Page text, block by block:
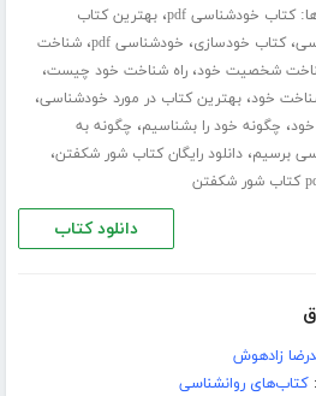
کتاب خودشناسی pdf ،بهترین کتاب
،کتاب خودسازی، خودشناسی pdf ،شناخت
شخصیت خود،راه شناخت خود چیست،
خود،بهترین کتاب در مورد خودشناسی،
، چگونه خود را بشناسیم، چگونه به
برسیم،دانلود رایگان کتاب شور شکفتن،
دانلود کتاب
زادهوش
کتاب‌های روانشناسی